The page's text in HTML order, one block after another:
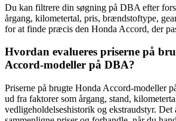
Du kan filtrere din søgning på DBA efter
årgang, kilometertal, pris, brændstoftype,
for at finde præcis den Honda Accord, der
Hvordan evalueres priserne på
Accord-modeller på DBA?
Priserne på brugte Honda Accord-modeller
ud fra faktorer som årgang, stand,
vedligeholdelseshistorik og ekstraudstyr. Det